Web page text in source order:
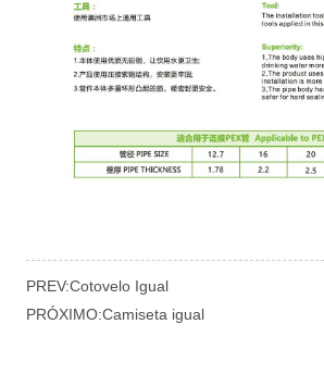
PREV:Cotovelo Igual
PRÓXIMO:Camiseta igual